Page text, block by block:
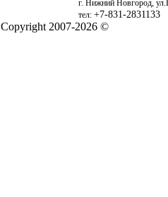
г. Нижний Новгород,
тел: +7-831-2831133
Copyright 2007-2026 ©